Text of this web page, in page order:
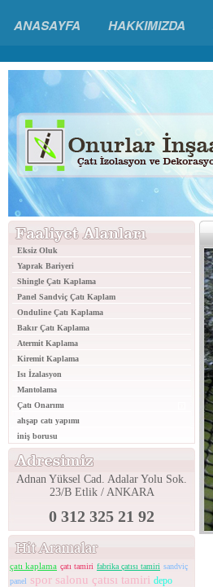
ANASAYFA HAKKIMIZDA
Eksiz Oluk
Yaprak Bariyeri
Shingle Çatı Kaplama
Panel Sandviç Çatı Kaplam
Onduline Çatı Kaplama
Bakır Çatı Kaplama
Atermit Kaplama
Kiremit Kaplama
Isı İzalasyon
Mantolama
Çatı Onarımı
ahşap catı yapımı
iniş borusu
Adnan Yüksel Cad. Adalar Yolu Sok.
23/B Etlik / ANKARA
0 312 325 21 92
çatı kaplama çatı tamiri fabrika çatısı tamiri sandviç
panel spor salonu çatısı tamiri depo